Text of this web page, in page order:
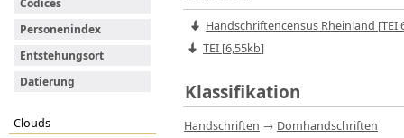
Codices
Personenindex
Entstehungsort
Datierung
Clouds
Handschriftencensus Rheinland [TEI
TEI [6,55kb]
Klassifikation
Handschriften → Domhandschriften